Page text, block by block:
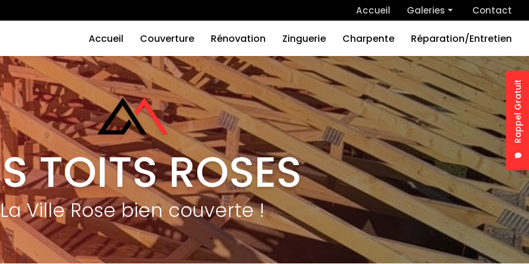
Rappel Gratuit
Accueil
Galeries
Zinguerie
Charpente
Réparation/Entretien
Contact
Accueil
Couverture Rénovation Zinguerie Charpente Réparation/Entretien
TOITS ROSES
La Ville Rose bien couverte !